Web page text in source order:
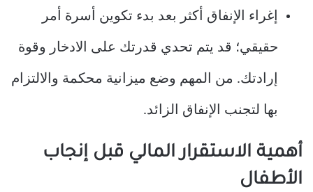
إغراء الإنفاق أكثر بعد بدء تكوين أسرة أمر
حقيقي؛ قد يتم تحدي قدرتك على الادخار وقوة
إرادتك. من المهم وضع ميزانية محكمة والالتزام
بها لتجنب الإنفاق الزائد.
أهمية الاستقرار المالي قبل إنجاب
الأطفال